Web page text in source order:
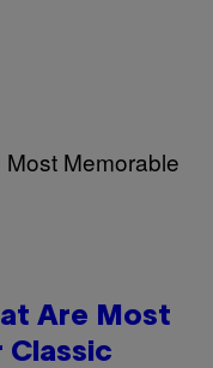
Are Most
Classic